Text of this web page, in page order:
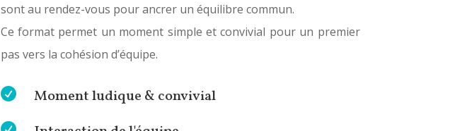
sont au rendez-vous pour ancrer un équilibre commun.
Ce format permet un moment simple et convivial pour un premier
pas vers la cohésion d’équipe.
 Moment ludique & convivial